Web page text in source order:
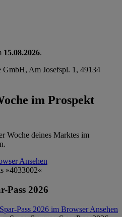
15.08.2026.
Am Josefspl. 1, 49134
im Prospekt
Woche deines Marktes im
Ansehen
Pass 2026
Pass 2026 im BrowserAnsehen